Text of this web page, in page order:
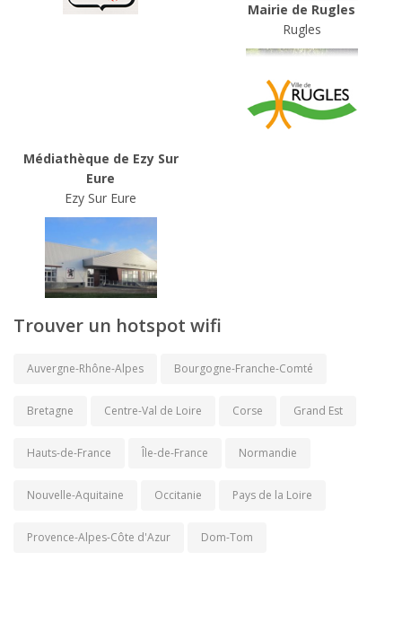
Mairie de Rugles
Rugles
Médiathèque de Ezy Sur
Eure
Ezy Sur Eure
Trouver un hotspot wifi
Auvergne-Rhône-Alpes Bourgogne-Franche-Comté
Bretagne Centre-Val de Loire Corse Grand Est
Hauts-de-France Île-de-France Normandie
Nouvelle-Aquitaine Occitanie Pays de la Loire
Provence-Alpes-Côte d'Azur Dom-Tom